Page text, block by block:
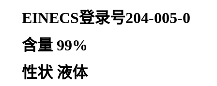
EINECS登录号204-005-0
含量 99%
性状 液体